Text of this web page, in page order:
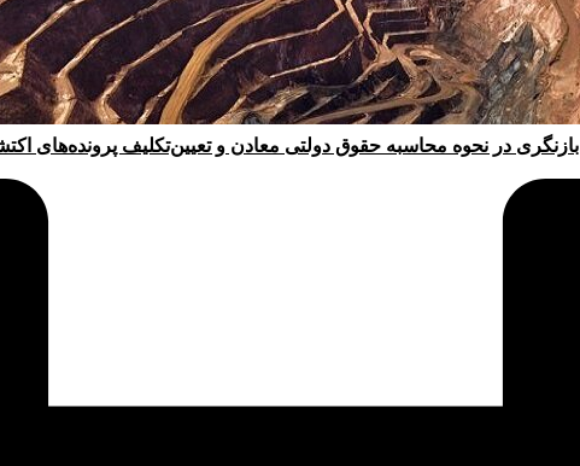
بازنگری در نحوه محاسبه حقوق دولتی معادن و تعیین‌تکلیف پرونده‌های